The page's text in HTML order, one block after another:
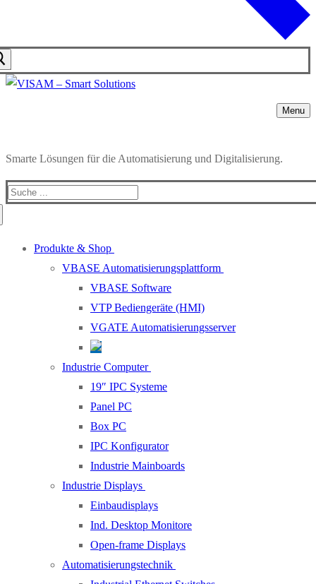
Menu
Smarte Lösungen für die Automatisierung und Digitalisierung.
Produkte & Shop
VBASE Automatisierungsplattform
VBASE Software
VTP Bediengeräte (HMI)
VGATE Automatisierungsserver
Industrie Computer
19″ IPC Systeme
Panel PC
Box PC
IPC Konfigurator
Industrie Mainboards
Industrie Displays
Einbaudisplays
Ind. Desktop Monitore
Open-frame Displays
Automatisierungstechnik